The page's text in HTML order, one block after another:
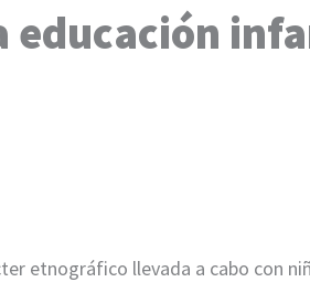
educación
etnográfico llevada a cabo con